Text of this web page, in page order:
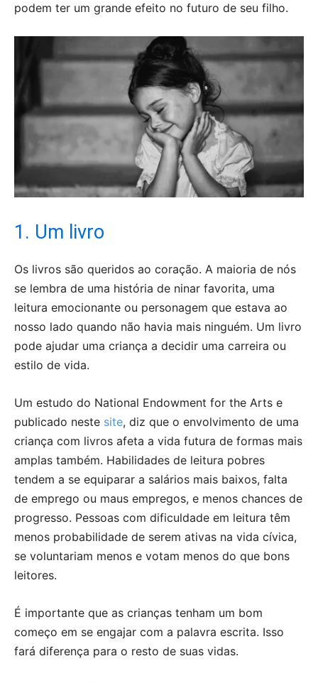
podem ter um grande efeito no futuro de seu filho.
1. Um livro
Os livros são queridos ao coração. A maioria de nós
se lembra de uma história de ninar favorita, uma
leitura emocionante ou personagem que estava ao
nosso lado quando não havia mais ninguém. Um livro
pode ajudar uma criança a decidir uma carreira ou
estilo de vida.
Um estudo do National Endowment for the Arts e
publicado neste site, diz que o envolvimento de uma
criança com livros afeta a vida futura de formas mais
amplas também. Habilidades de leitura pobres
tendem a se equiparar a salários mais baixos, falta
de emprego ou maus empregos, e menos chances de
progresso. Pessoas com dificuldade em leitura têm
menos probabilidade de serem ativas na vida cívica,
se voluntariam menos e votam menos do que bons
leitores.
É importante que as crianças tenham um bom
começo em se engajar com a palavra escrita. Isso
fará diferença para o resto de suas vidas.